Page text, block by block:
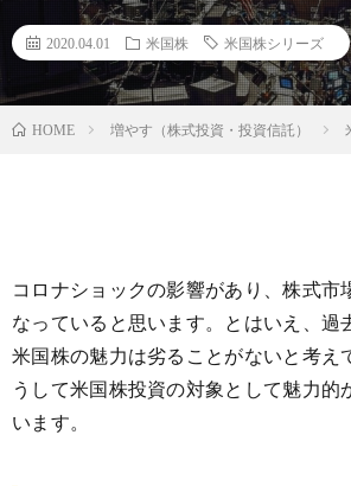
2020.04.01 米国株 米国株シリーズ
HOME 増やす（株式投資・投資信託）
コロナショックの影響があり、株式市
なっていると思います。とはいえ、過
米国株の魅力は劣ることがないと考え
うして米国株投資の対象として魅力的
います。